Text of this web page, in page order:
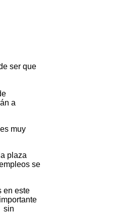
ser que
a
muy
plaza
se
en este
sin